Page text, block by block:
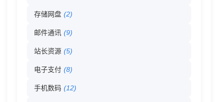
存储网盘 (2)
邮件通讯 (9)
站长资源 (5)
电子支付 (8)
手机数码 (12)